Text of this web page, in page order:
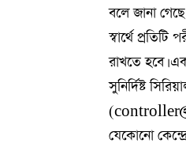
বলে জানা
স্বার্থে
রাখতে হবে।
সুনির্দিষ্ট
যেকোনো